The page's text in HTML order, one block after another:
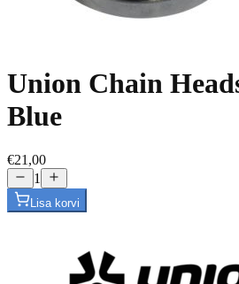
Union Chain
Blue
€21,00
1
Lisa korvi